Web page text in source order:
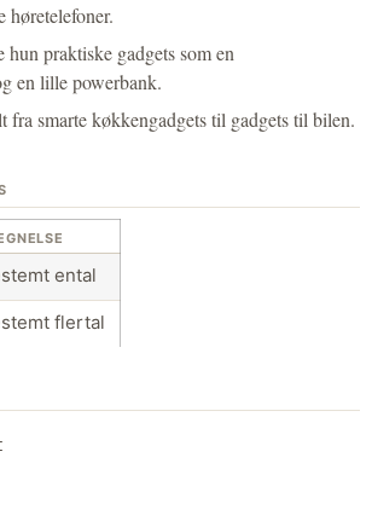
høretelefoner.
praktiske gadgets som en
en lille powerbank.
fra smarte køkkengadgets til gadgets til bilen.
ental
flertal